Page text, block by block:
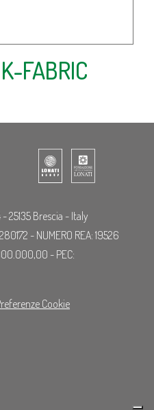
FABRIC
- 25135 Brescia - Italy
- NUMERO REA: 19526
- PEC:
Cookie